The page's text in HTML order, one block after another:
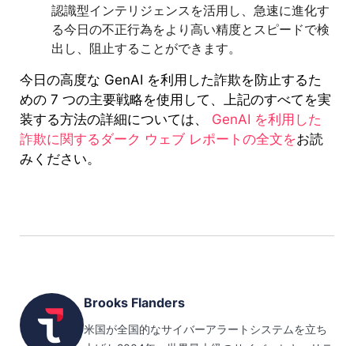
認識型インテリジェンスを活用し、急速に進化す
る今日の不正行為をより高い精度とスピードで検
出し、阻止することができます。
今日の高度な GenAI を利用した詐欺を防止するた
めの 7 つの主要戦略を使用して、上記のすべてを実
装する方法の詳細については、 GenAI を利用した
詐欺に関するダーク ウェブ レポートの全文をお読
みください。
Brooks Flanders
米国が全国的なサイバーアラートシステムを立ち